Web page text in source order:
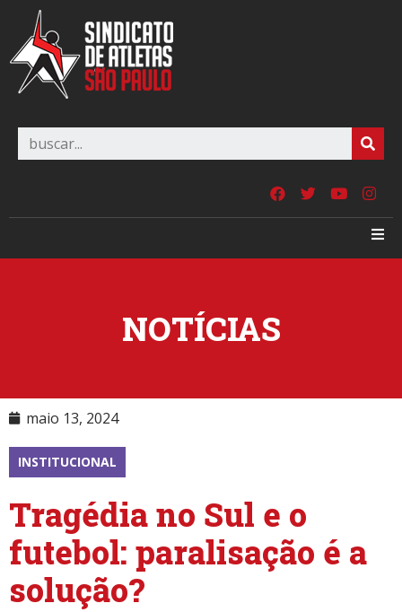
NOTÍCIAS
maio 13, 2024
INSTITUCIONAL
Tragédia no Sul e o
futebol: paralisação é a
solução?